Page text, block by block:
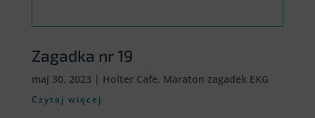
Zagadka nr 19
maj 30, 2023 | Holter Cafe, Maraton zagadek EKG
Czytaj więcej